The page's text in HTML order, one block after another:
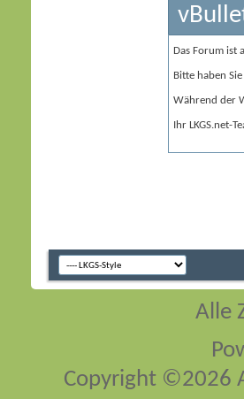
Das Forum ist
Bitte haben
Während der
Ihr LKGS.net-
Alle
Copyright ©2026